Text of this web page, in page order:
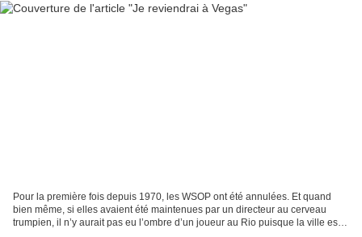
Pour la première fois depuis 1970, les WSOP ont été annulées. Et quand
bien même, si elles avaient été maintenues par un directeur au cerveau
trumpien, il n’y aurait pas eu l’ombre d’un joueur au Rio puisque la ville est